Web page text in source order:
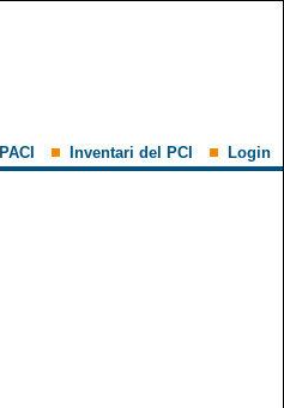
Inventari del PCI Login